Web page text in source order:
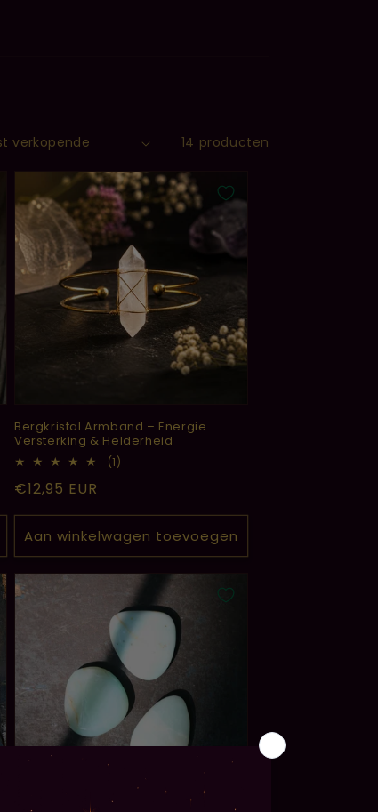
14 producten
Bergkristal Armband – Energie
Versterking & Helderheid
(1)
Normale
prijs
€12,95 EUR
Aan winkelwagen toevoegen